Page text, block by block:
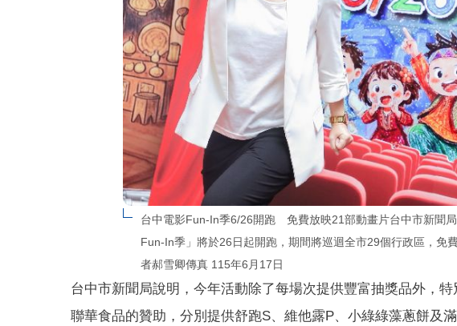
台中電影Fun-In季6/26開跑　免費放映21部動畫片台中市新聞
Fun-In季」將於26日起開跑，期間將巡迴全市29個行政區，免
者郝雪卿傳真 115年6月17日
台中市新聞局說明，今年活動除了每場次提供豐富抽獎品外，
聯華食品的贊助，分別提供舒跑S、維他露P、小綠綠藻蔥餅及